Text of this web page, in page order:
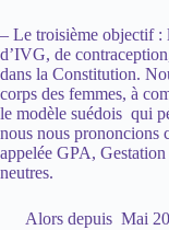
– Le troisième objectif :
d’IVG, de
dans la Constitution.
corps des femmes, à
le modèle suédois qui
nous nous prononcions
appelée GPA,
neutres.
Alors depuis Mai